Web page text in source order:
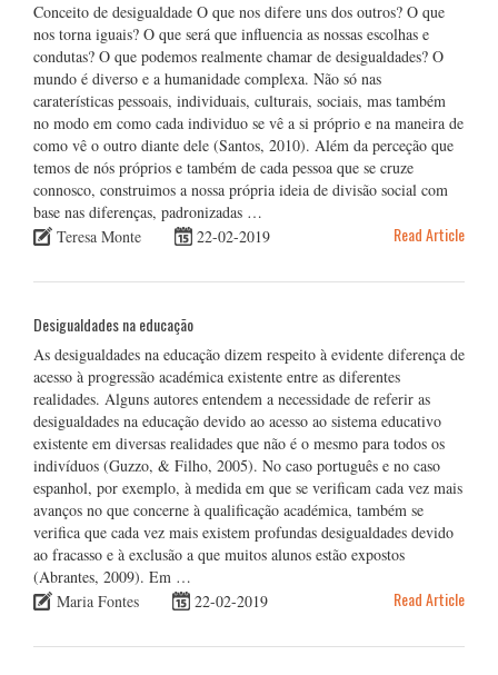
Conceito de desigualdade O que nos difere uns dos outros? O que
nos torna iguais? O que será que influencia as nossas escolhas e
condutas? O que podemos realmente chamar de desigualdades? O
mundo é diverso e a humanidade complexa. Não só nas
caraterísticas pessoais, individuais, culturais, sociais, mas também
no modo em como cada individuo se vê a si próprio e na maneira de
como vê o outro diante dele (Santos, 2010). Além da perceção que
temos de nós próprios e também de cada pessoa que se cruze
connosco, construimos a nossa própria ideia de divisão social com
base nas diferenças, padronizadas …
Teresa Monte
22-02-2019 Read Article
Desigualdades na educação
As desigualdades na educação dizem respeito à evidente diferença de
acesso à progressão académica existente entre as diferentes
realidades. Alguns autores entendem a necessidade de referir as
desigualdades na educação devido ao acesso ao sistema educativo
existente em diversas realidades que não é o mesmo para todos os
indivíduos (Guzzo, & Filho, 2005). No caso português e no caso
espanhol, por exemplo, à medida em que se verificam cada vez mais
avanços no que concerne à qualificação académica, também se
verifica que cada vez mais existem profundas desigualdades devido
ao fracasso e à exclusão a que muitos alunos estão expostos
(Abrantes, 2009). Em …
Maria Fontes
22-02-2019 Read Article